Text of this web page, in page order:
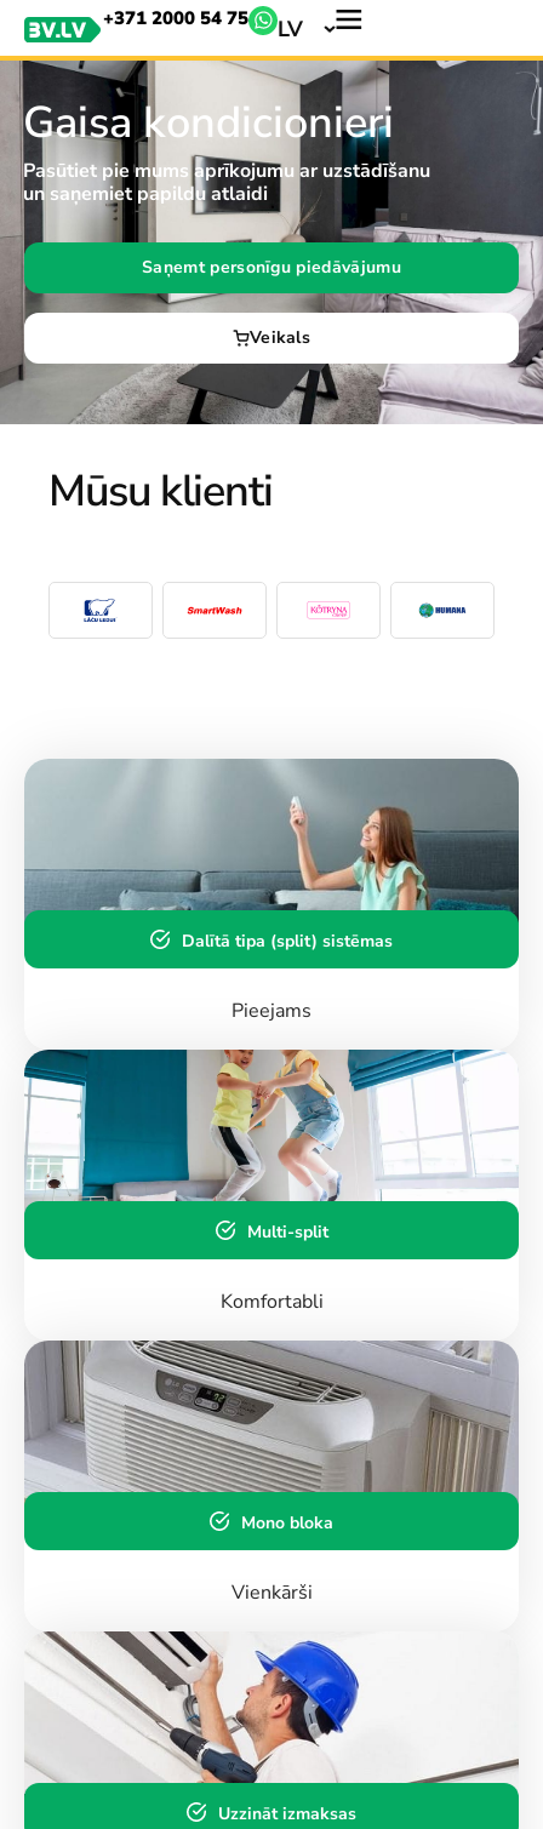
+371 2000 54 75 LV
Gaisa kondicionieri
Pasūtiet pie mums aprīkojumu ar uzstādīšanu
un saņemiet papildu atlaidi
Saņemt personīgu piedāvājumu
Veikals
Mūsu klienti
Dalītā tipa (split) sistēmas
Pieejams
Multi-split
Komfortabli
Mono bloka
Vienkārši
Uzzināt izmaksas